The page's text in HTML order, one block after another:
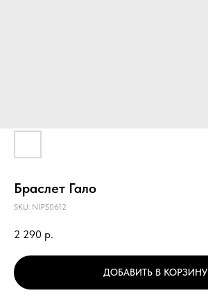
Браслет Гало
SKU: NIPS0612
2 290 р.
ДОБАВИТЬ В КОРЗИНУ